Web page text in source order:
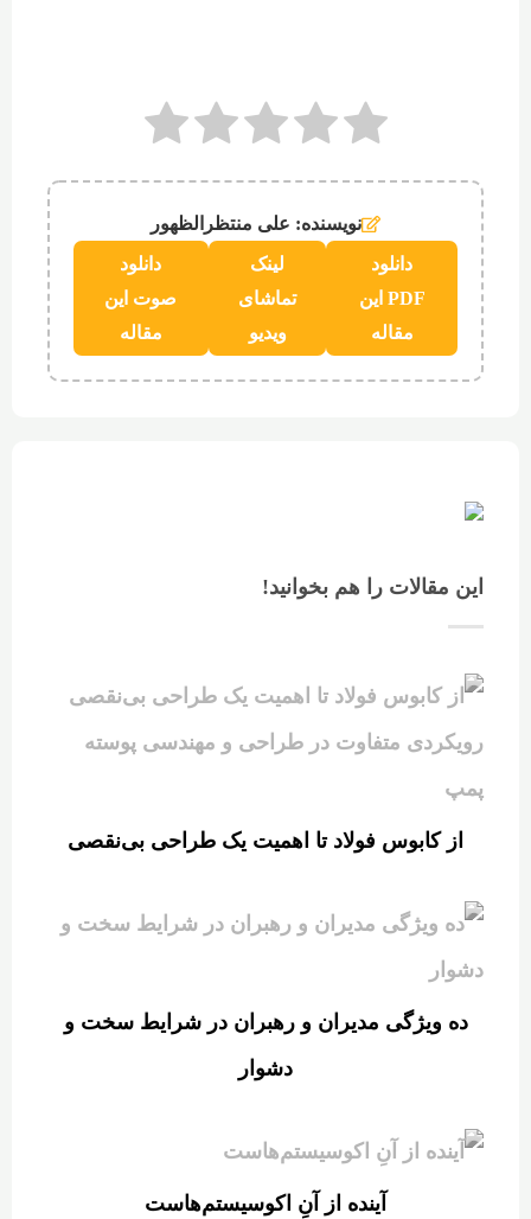
نویسنده: علی منتظرالظهور
دانلود
PDF این
مقاله
لینک
تماشای
ویدیو
دانلود
صوت این
مقاله
این مقالات را هم بخوانید!
از کابوس فولاد تا اهمیت یک طراحی بی‌نقصی
ده ویژگی مدیران و رهبران در شرایط سخت و
دشوار
آینده از آنِ اکوسیستم‌هاست